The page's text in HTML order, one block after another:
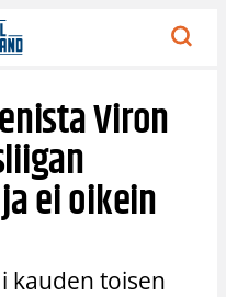
Viron
ei oikein
kauden toisen